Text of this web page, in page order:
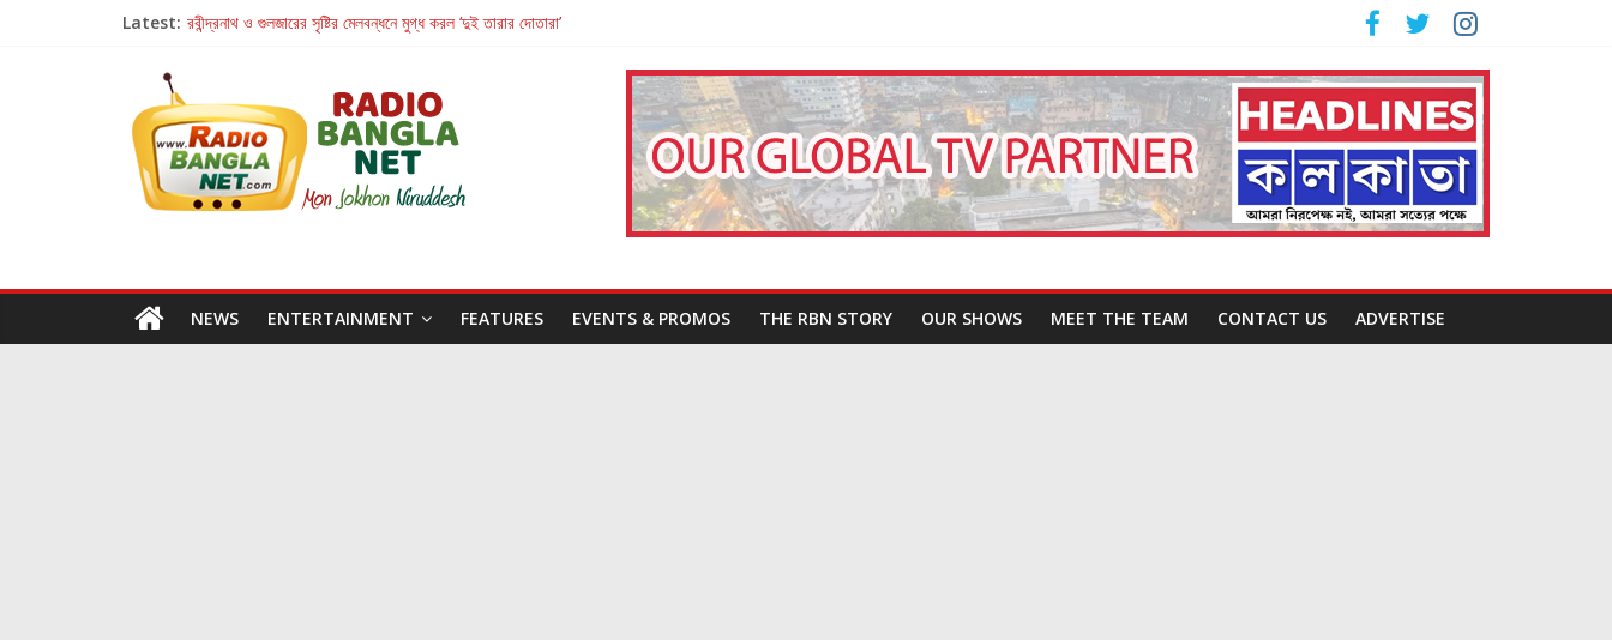
Latest: রবীন্দ্রনাথ ও গুলজারের সৃষ্টির মেলবন্ধনে মুগ্ধ করল ‘দুই তারার দোতারা’
Retribution: A Thought-Provoking Short Film That Challenges Our Understanding of Justice
হাওয়া বদলের টলিউডে ‘তুমি এলে তাই’
NEWS ENTERTAINMENT FEATURES EVENTS & PROMOS THE RBN STORY OUR SHOWS MEET THE TEAM CONTACT US ADVERTISE